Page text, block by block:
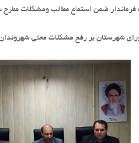
ضمن استماع مطالب ومشکلات مطرح
شهرستان بر رفع مشکلات محلی شهروندان